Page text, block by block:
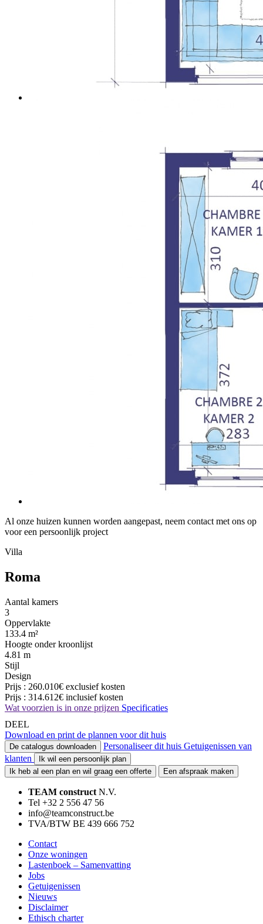
Al onze huizen kunnen worden aangepast, neem contact met ons op
voor een persoonlijk project
Villa
Roma
Aantal kamers
3
Oppervlakte
133.4 m²
Hoogte onder kroonlijst
4.81 m
Stijl
Design
Prijs : 260.010€ exclusief kosten
Prijs : 314.612€ inclusief kosten
Wat voorzien is in onze prijzen Specificaties
DEEL
Download en print de plannen voor dit huis
De catalogus downloaden Personaliseer dit huis Getuigenissen van
klanten
Ik wil een persoonlijk plan
Ik heb al een plan en wil graag een offerte
Een afspraak maken
TEAM constructN.V.
Tel +32 2 556 47 56
info@teamconstruct.be
TVA/BTW BE 439 666 752
Contact
Onze woningen
Lastenboek – Samenvatting
Jobs
Getuigenissen
Nieuws
Disclaimer
Ethisch charter